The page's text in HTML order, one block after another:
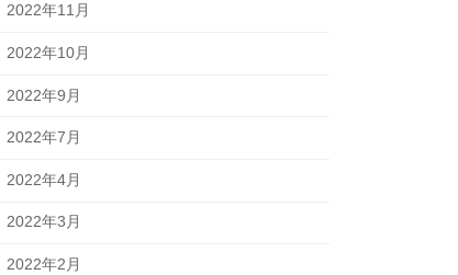
2022年11月
2022年10月
2022年9月
2022年7月
2022年4月
2022年3月
2022年2月